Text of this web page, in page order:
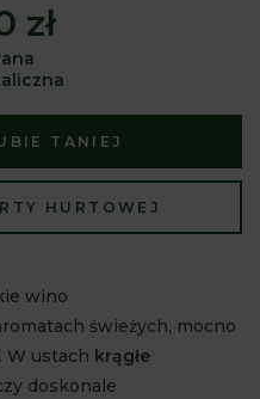
zł
TANIEJ
HURTOWEJ
wino
świeżych, mocno
W ustach krągłe
doskonale